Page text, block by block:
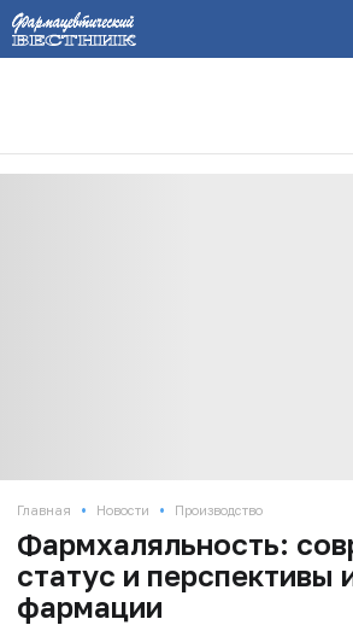
Главная • Новости • Производство
Фармхаляльность:
статус и перспективы
фармации